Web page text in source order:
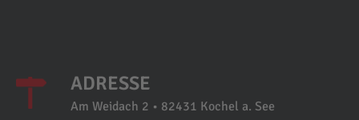
ADRESSE
Am Weidach 2 • 82431 Kochel a. See